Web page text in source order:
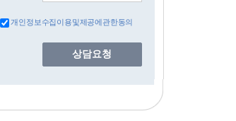
개인정보수집이용및제공에관한동의
상담요청